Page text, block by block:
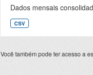
Dados mensais
CSV
Você também pode ter acesso a